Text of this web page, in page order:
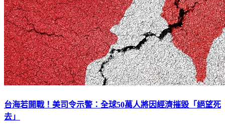
台海若開戰！美司令示警：全球50萬人將因經濟摧毀「絕望死
去」